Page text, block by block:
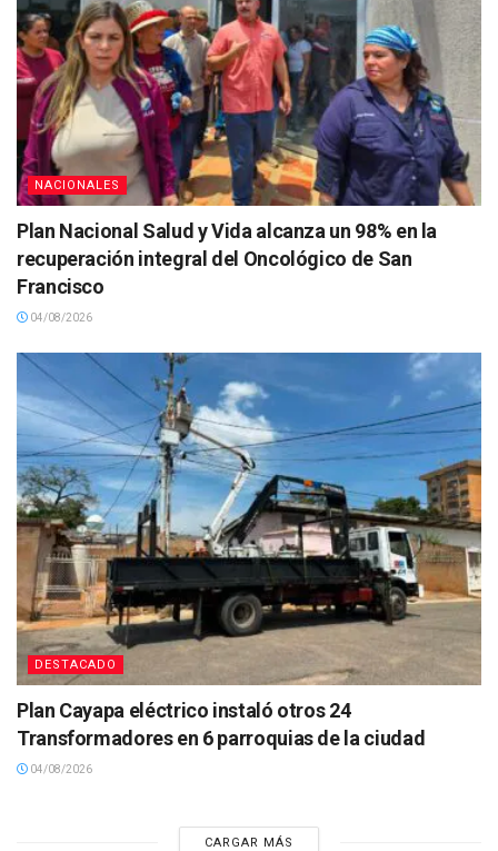
NACIONALES
Plan Nacional Salud y Vida alcanza un 98% en la
recuperación integral del Oncológico de San
Francisco
04/08/2026
DESTACADO
Plan Cayapa eléctrico instaló otros 24
Transformadores en 6 parroquias de la ciudad
04/08/2026
CARGAR MÁS